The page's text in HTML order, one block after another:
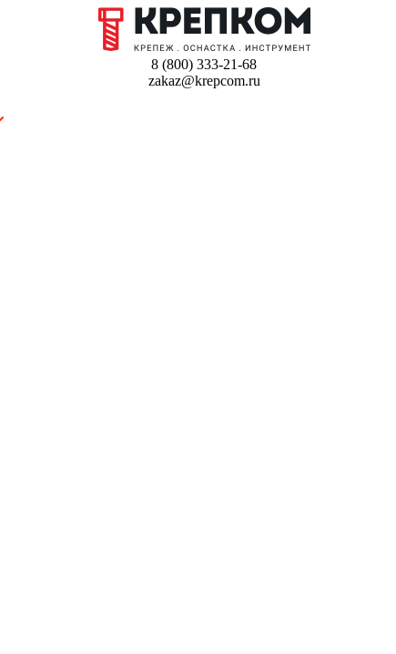
8 (800) 333-21-68
zakaz@krepcom.ru